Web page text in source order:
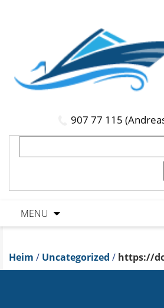
907 77 115
MENU
Heim / Uncategorized / https://